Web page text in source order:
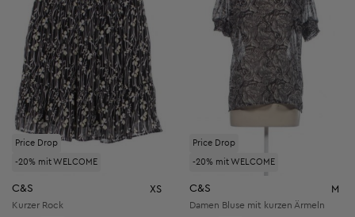
Price Drop
-20% mit WELCOME
C&S XS
Kurzer Rock
Price Drop
-20% mit WELCOME
C&S M
Damen Bluse mit kurzen Ärmeln